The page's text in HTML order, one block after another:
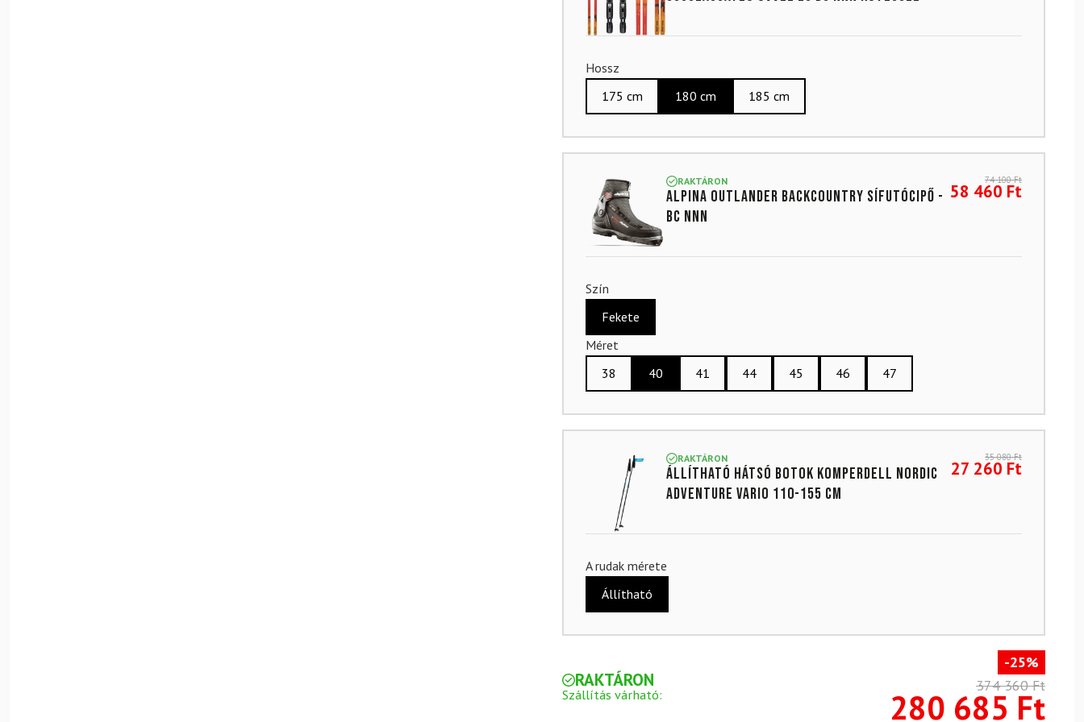
Hossz
175 cm
180 cm 185 cm
RAKTÁRON
ALPINA Outlander backcountry sífutócipő -
BC NNN
74 100Ft
58 460 Ft
Szín
Fekete
Méret
38
40 41 44 45 46 47
RAKTÁRON
Állítható hátsó botok KOMPERDELL Nordic
Adventure Vario 110-155 cm
35 080Ft
27 260 Ft
A rudak mérete
Állítható
RAKTÁRON
Szállítás várható:
-25%
374 360 Ft
280 685 Ft